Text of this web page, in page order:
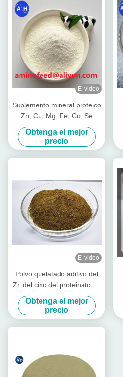
El video
Suplemento mineral proteico
Zn, Cu, Mg, Fe, Co, Se
forma
Obtenga el mejor
precio
El video
Polvo quelatado aditivo del
Zn del cinc del proteinato de
la alimentación con la
proteína cruda para el
molino de alimentación
Obtenga el mejor
precio